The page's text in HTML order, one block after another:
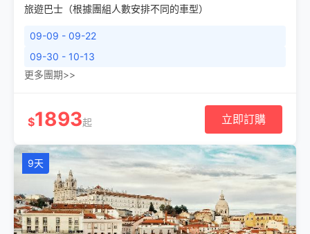
旅遊巴士（根據團組人數安排不同的車型）
09-09 - 09-22
09-30 - 10-13
更多團期>>
$1893起 立即訂購
9天